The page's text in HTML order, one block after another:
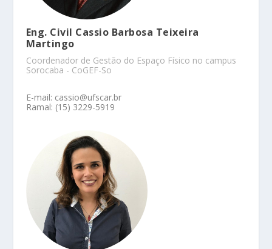
Eng. Civil Cassio Barbosa Teixeira
Martingo
Coordenador de Gestão do Espaço Físico no campus
Sorocaba - CoGEF-So
E-mail: cassio@ufscar.br
Ramal: (15) 3229-5919